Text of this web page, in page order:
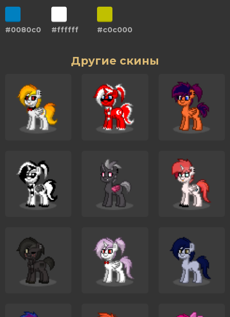
#0080c0 #ffffff #c0c000
Другие скины